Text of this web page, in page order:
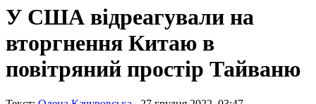
У США відреагували на
вторгнення Китаю в
повітряний простір Тайваню